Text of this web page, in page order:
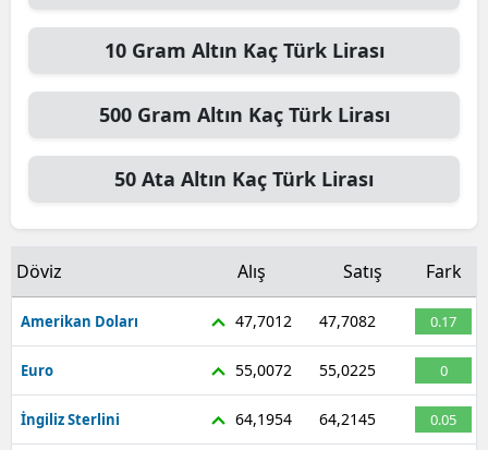
10 Gram Altın Kaç Türk Lirası
500 Gram Altın Kaç Türk Lirası
50 Ata Altın Kaç Türk Lirası
Döviz Alış Satış Fark
Amerikan Doları 47,7012 47,7082 0.17
Euro 55,0072 55,0225 0
İngiliz Sterlini 64,1954 64,2145 0.05